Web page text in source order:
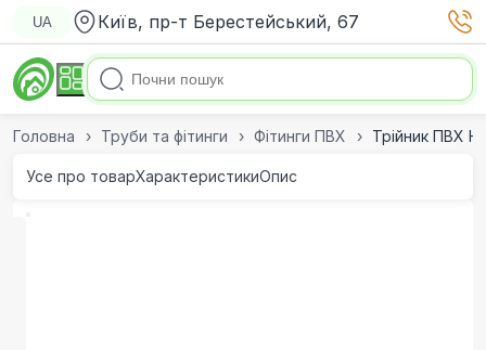
UA Київ, пр-т Берестейський, 67
Головна Труби та фітинги Фітинги ПВХ Трійник ПВХ
Усе про товарХарактеристикиОпис